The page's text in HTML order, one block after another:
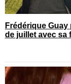
Frédérique
de juillet avec sa